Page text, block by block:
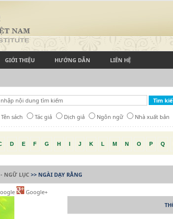
GIỚI THIỆU HƯỚNG DẪN LIÊN HỆ
Tên sách Tác giả Dịch giả Ngôn ngữ Nhà xuất bản
D E F G H I J K L M N O P Q
NGỮ LỤC>> NGÀI DẠY RẰNG
Google+